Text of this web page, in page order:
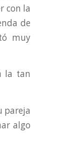
con la
de
muy
la tan
pareja
algo